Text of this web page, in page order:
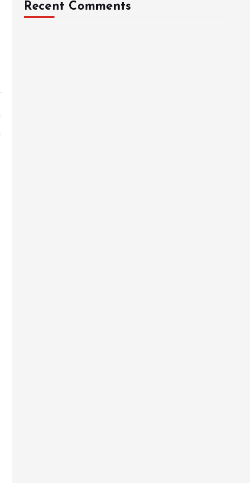
Recent Comments